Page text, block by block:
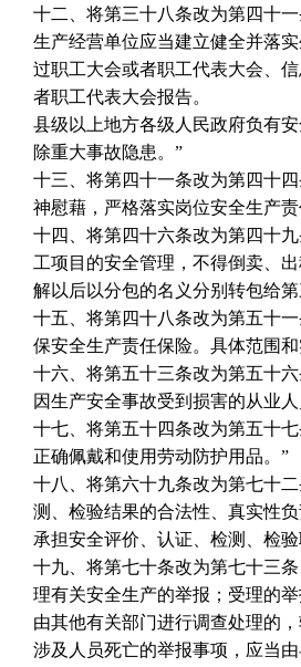
十二、将第三十八条改为第四十
生产经营单位应当建立健全并落
过职工大会或者职工代表大会、
者职工代表大会报告。
县级以上地方各级人民政府负有
除重大事故隐患。”
十三、将第四十一条改为第四十
神慰藉，严格落实岗位安全生产
十四、将第四十六条改为第四十
工项目的安全管理，不得倒卖、
解以后以分包的名义分别转包给
十五、将第四十八条改为第五十
保安全生产责任保险。具体范围
十六、将第五十三条改为第五十
因生产安全事故受到损害的从业
十七、将第五十四条改为第五十
正确佩戴和使用劳动防护用品。”
十八、将第六十九条改为第七十
测、检验结果的合法性、真实性
承担安全评价、认证、检测、检
十九、将第七十条改为第七十三
理有关安全生产的举报；受理的
由其他有关部门进行调查处理的
涉及人员死亡的举报事项，应当